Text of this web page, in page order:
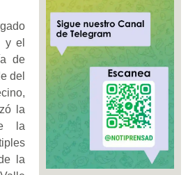
y el
de
del
la
la
la